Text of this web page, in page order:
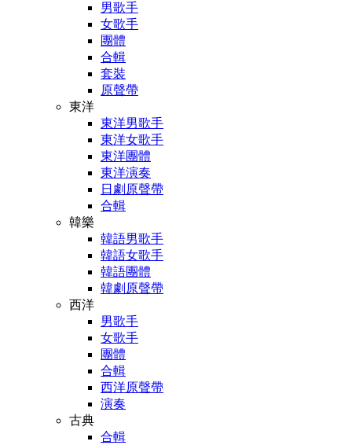
男歌手
女歌手
團體
合輯
套裝
原聲帶
東洋
東洋男歌手
東洋女歌手
東洋團體
東洋演奏
日劇原聲帶
合輯
韓樂
韓語男歌手
韓語女歌手
韓語團體
韓劇原聲帶
西洋
男歌手
女歌手
團體
合輯
西洋原聲帶
演奏
古典
合輯